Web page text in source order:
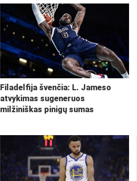
Filadelfija švenčia: L. Jameso
atvykimas sugeneruos
milžiniškas pinigų sumas